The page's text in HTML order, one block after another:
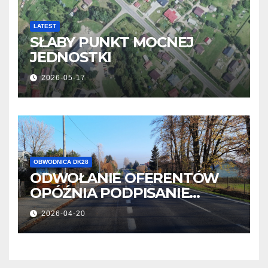
LATEST
SŁABY PUNKT MOCNEJ
JEDNOSTKI
2026-05-17
OBWODNICA DK28
ODWOŁANIE OFERENTÓW
OPÓŹNIA PODPISANIE
UMOWY
2026-04-20